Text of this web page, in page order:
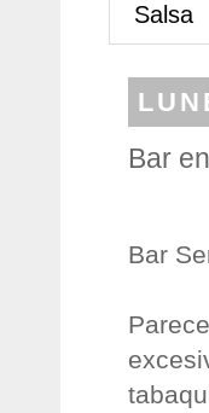
Salsa
Bar
Bar